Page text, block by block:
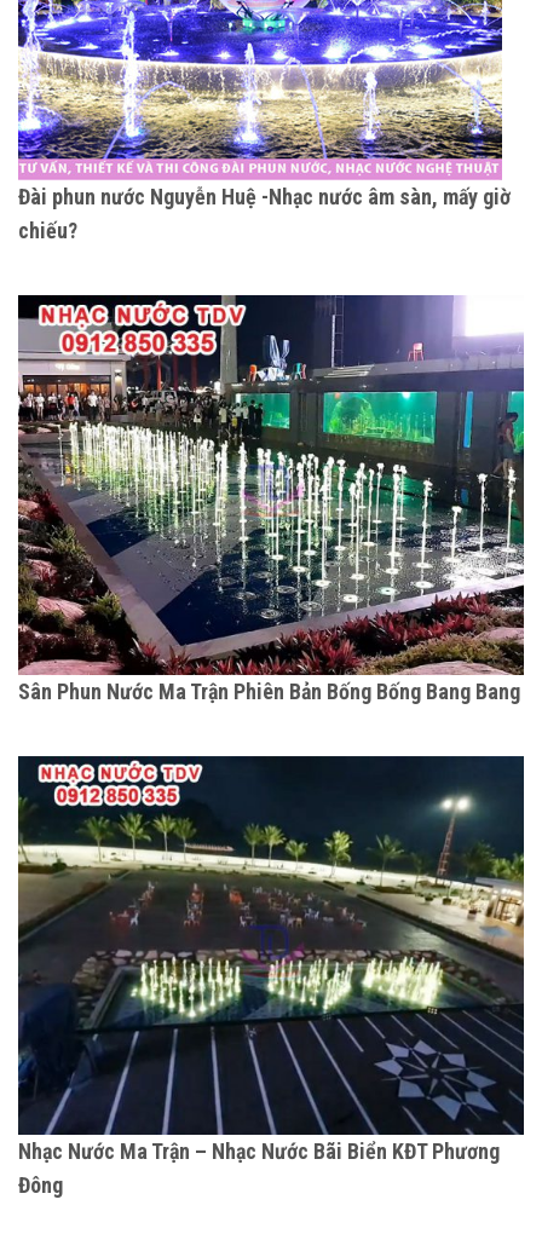
Đài phun nước Nguyễn Huệ -Nhạc nước âm sàn, mấy giờ
chiếu?
Sân Phun Nước Ma Trận Phiên Bản Bống Bống Bang Bang
Nhạc Nước Ma Trận – Nhạc Nước Bãi Biển KĐT Phương
Đông